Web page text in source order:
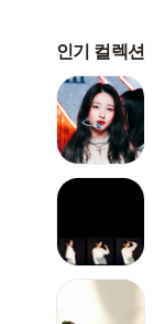
인기 컬렉션